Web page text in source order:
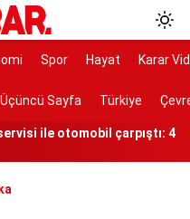
Spor Hayat Karar
Üçüncü Sayfa Türkiye
faturası da geldi
Türkiye’yi sorunun
için denize girdi, hayatını